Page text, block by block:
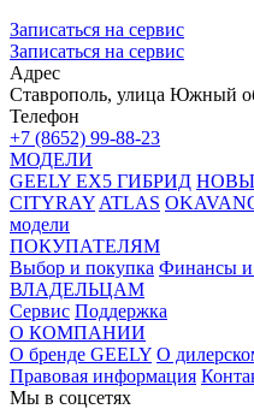
Записаться на сервис
Записаться на сервис
Адрес
Ставрополь, улица Южный
Телефон
+7 (8652) 99-88-23
МОДЕЛИ
GEELY EX5 ГИБРИД
CITYRAY ATLAS
модели
ПОКУПАТЕЛЯМ
Выбор и покупка Финансы и
ВЛАДЕЛЬЦАМ
Сервис Поддержка
О КОМПАНИИ
О бренде GEELY О
Правовая информация
Мы в соцсетях